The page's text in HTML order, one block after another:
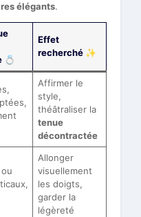
élégants.
💍
Effet
recherché ✨
Affirmer le
style,
théâtraliser la
tenue
décontractée
Allonger
visuellement
les doigts,
garder la
légèreté